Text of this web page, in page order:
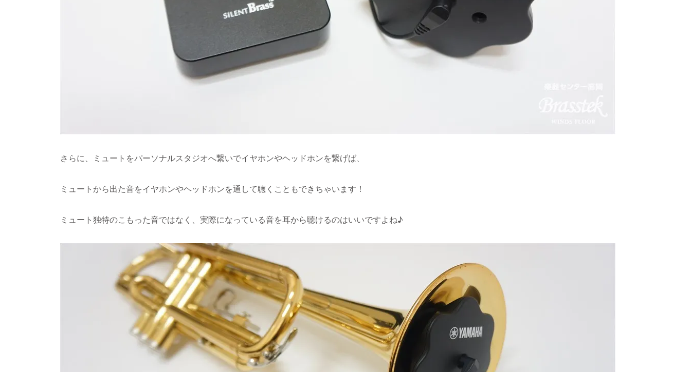
さらに、ミュートをパーソナルスタジオへ繋いでイヤホンやヘッドホンを繋げば、
ミュートから出た音をイヤホンやヘッドホンを通して聴くこともできちゃいます！
ミュート独特のこもった音ではなく、実際になっている音を耳から聴けるのはいいですよね♪